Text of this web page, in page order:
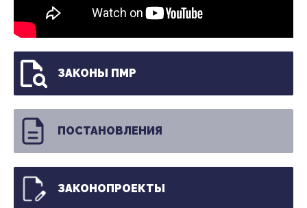
ЗАКОНЫ ПМР
ПОСТАНОВЛЕНИЯ
ЗАКОНОПРОЕКТЫ